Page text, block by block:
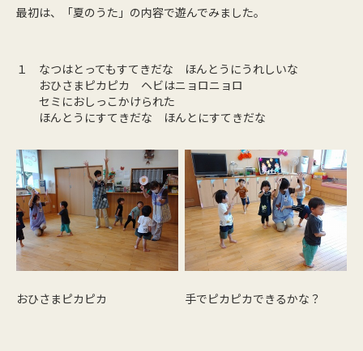
最初は、「夏のうた」の内容で遊んでみました。
１ なつはとってもすてきだな ほんとうにうれしいな
おひさまピカピカ ヘビはニョロニョロ
セミにおしっこかけられた
ほんとうにすてきだな ほんとにすてきだな
おひさまピカピカ 手でピカピカできるかな？